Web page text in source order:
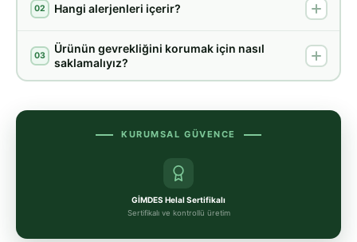
02 Hangi alerjenleri içerir?
03
Ürünün gevrekliğini korumak için nasıl
saklamalıyız?
KURUMSAL GÜVENCE
GİMDES Helal Sertifikalı
Sertifikalı ve kontrollü üretim